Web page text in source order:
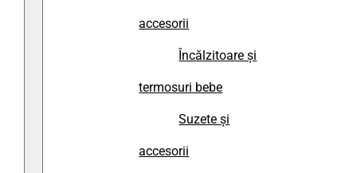
accesorii
Încălzitoare și
termosuri bebe
Suzete și
accesorii